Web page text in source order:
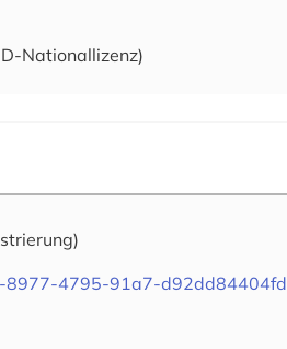
Nationallizenz)
8977-4795-91a7-d92dd84404fd